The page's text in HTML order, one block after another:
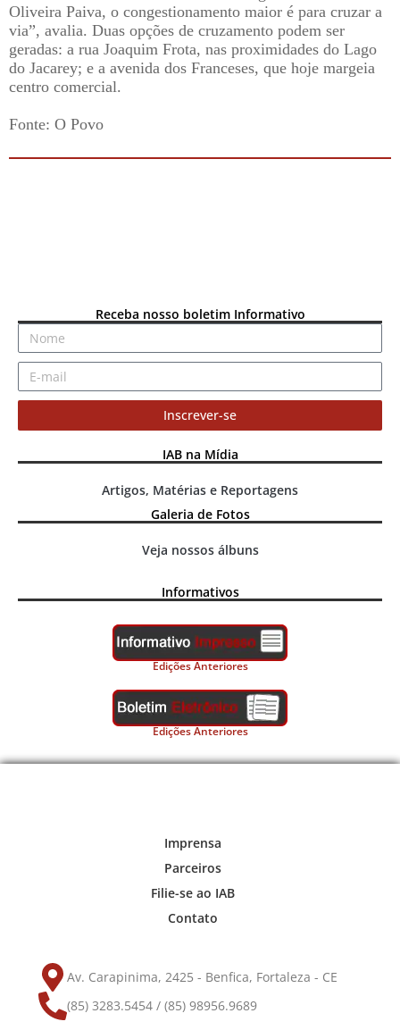
Oliveira Paiva, o congestionamento maior é para cruzar a
via”, avalia. Duas opções de cruzamento podem ser
geradas: a rua Joaquim Frota, nas proximidades do Lago
do Jacarey; e a avenida dos Franceses, que hoje margeia
centro comercial.
Fonte: O Povo
Receba nosso boletim Informativo
Inscrever-se
IAB na Mídia
Artigos, Matérias e Reportagens
Galeria de Fotos
Veja nossos álbuns
Informativos
Edições Anteriores
Edições Anteriores
Imprensa
Parceiros
Filie-se ao IAB
Contato
Av. Carapinima, 2425 - Benfica, Fortaleza - CE
(85) 3283.5454 / (85) 98956.9689